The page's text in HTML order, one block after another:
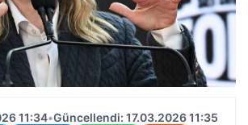
11:34•Güncellendi: 17.03.2026 11:35